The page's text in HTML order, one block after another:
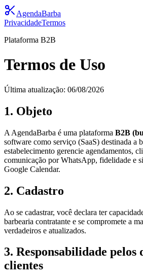
AgendaBarba
PrivacidadeTermos
Plataforma B2B
Termos de Uso
Última atualização: 06/08/2026
1. Objeto
A AgendaBarba é uma plataforma B2B
software como serviço (SaaS) destinada a
estabelecimento gerencie agendamentos,
comunicação por WhatsApp, fidelidade e
Google Calendar.
2. Cadastro
Ao se cadastrar, você declara ter
barbearia contratante e se compromete a
verdadeiros e atualizados.
3. Responsabilidade pelos
clientes